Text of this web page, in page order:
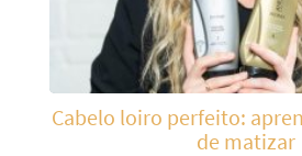
Cabelo loiro perfeito:
de matizar